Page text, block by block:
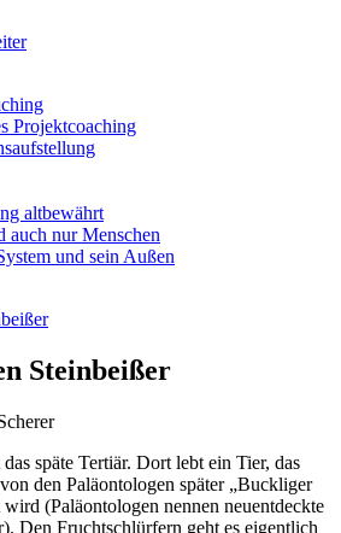
Projektcoaching
altbewährt
auch nur Menschen
und sein Außen
Steinbeißer
späte Tertiär. Dort lebt ein Tier, das
den Paläontologen später „Buckliger
(Paläontologen nennen neuentdeckte
Den Fruchtschlürfern geht es eigentlich